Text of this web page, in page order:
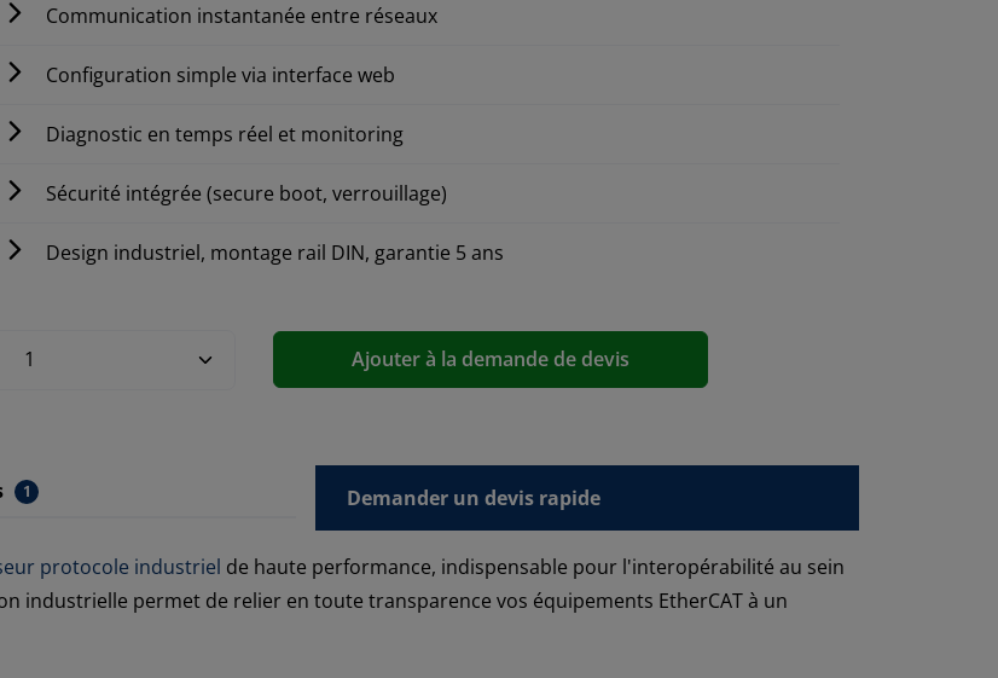
Communication instantanée entre réseaux
Configuration simple via interface web
Diagnostic en temps réel et monitoring
Sécurité intégrée (secure boot, verrouillage)
Design industriel, montage rail DIN, garantie 5 ans
Ajouter à la demande de devis
1 Demander un devis rapide
protocole industriel de haute performance, indispensable pour l'interopérabilité au sein
industrielle permet de relier en toute transparence vos équipements EtherCAT à un